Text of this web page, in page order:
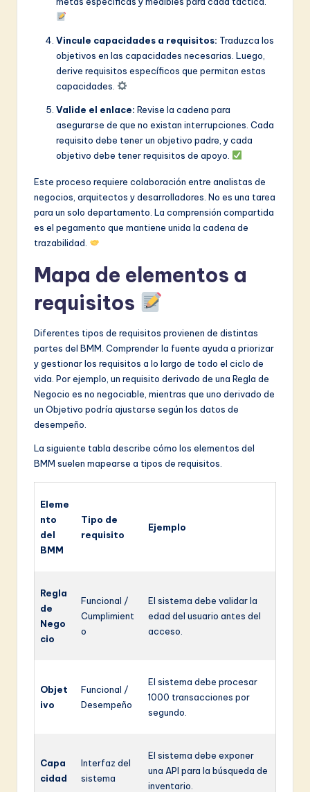
Vincule capacidades a requisitos: Traduzca los
objetivos en las capacidades necesarias. Luego,
derive requisitos específicos que permitan estas
capacidades.
Valide el enlace: Revise la cadena para
asegurarse de que no existan interrupciones. Cada
requisito debe tener un objetivo padre, y cada
objetivo debe tener requisitos de apoyo.
Este proceso requiere colaboración entre analistas de
negocios, arquitectos y desarrolladores. No es una tarea
para un solo departamento. La comprensión compartida
es el pegamento que mantiene unida la cadena de
trazabilidad.
Mapa de elementos a
requisitos
Diferentes tipos de requisitos provienen de distintas
partes del BMM. Comprender la fuente ayuda a priorizar
y gestionar los requisitos a lo largo de todo el ciclo de
vida. Por ejemplo, un requisito derivado de una Regla de
Negocio es no negociable, mientras que uno derivado de
un Objetivo podría ajustarse según los datos de
desempeño.
La siguiente tabla describe cómo los elementos del
BMM suelen mapearse a tipos de requisitos.
Eleme
nto
del
BMM
Tipo de
requisito
Ejemplo
Regla
de
Nego
cio
Funcional /
Cumplimient
o
El sistema debe validar la
edad del usuario antes del
acceso.
Objet
ivo
Funcional /
Desempeño
El sistema debe procesar
1000 transacciones por
segundo.
Capa
cidad
Interfaz del
sistema
El sistema debe exponer
una API para la búsqueda de
inventario.